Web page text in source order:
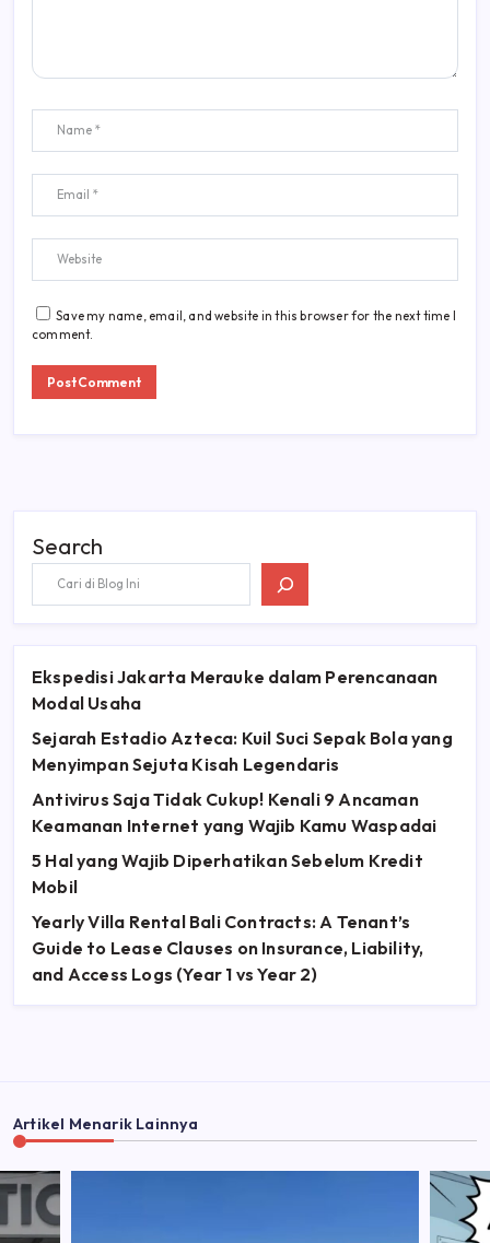
Save my name, email, and website in this browser for the next time I
comment.
Search
Ekspedisi Jakarta Merauke dalam Perencanaan
Modal Usaha
Sejarah Estadio Azteca: Kuil Suci Sepak Bola yang
Menyimpan Sejuta Kisah Legendaris
Antivirus Saja Tidak Cukup! Kenali 9 Ancaman
Keamanan Internet yang Wajib Kamu Waspadai
5 Hal yang Wajib Diperhatikan Sebelum Kredit
Mobil
Yearly Villa Rental Bali Contracts: A Tenant’s
Guide to Lease Clauses on Insurance, Liability,
and Access Logs (Year 1 vs Year 2)
Artikel Menarik Lainnya